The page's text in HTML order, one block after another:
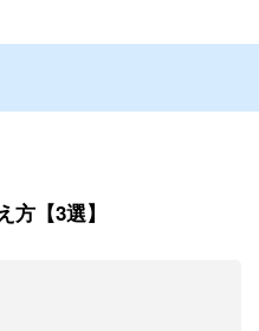
【3選】